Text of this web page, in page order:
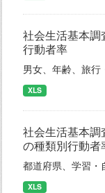
社会生活基本
行動者率
男女、年齢、旅
XLS
社会生活基本
の種類別行動者
都道府県、学習・
XLS